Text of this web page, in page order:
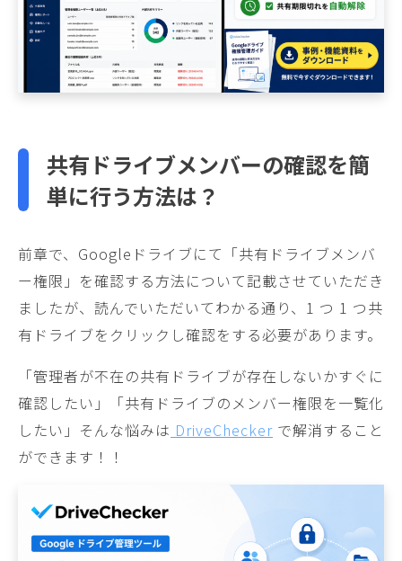
共有ドライブメンバーの確認を簡
単に行う方法は？
前章で、Googleドライブにて「共有ドライブメンバ
ー権限」を確認する方法について記載させていただき
ましたが、読んでいただいてわかる通り、1 つ 1 つ共
有ドライブをクリックし確認をする必要があります。
「管理者が不在の共有ドライブが存在しないかすぐに
確認したい」「共有ドライブのメンバー権限を一覧化
したい」そんな悩みは DriveChecker で解消すること
ができます！！